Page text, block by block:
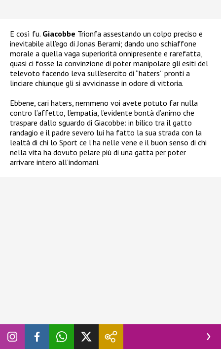
E così fu. Giacobbe Trionfa assestando un colpo preciso e
inevitabile all’ego di Jonas Berami; dando uno schiaffone
morale a quella vaga superiorità onnipresente e rarefatta,
quasi ci fosse la convinzione di poter manipolare gli esiti del
televoto facendo leva sull’esercito di “haters” pronti a
linciare chiunque gli si avvicinasse in odore di vittoria.
Ebbene, cari haters, nemmeno voi avete potuto far nulla
contro l’affetto, l’empatia, l’evidente bontà d’animo che
traspare dallo sguardo di Giacobbe: in bilico tra il gatto
randagio e il padre severo lui ha fatto la sua strada con la
lealtà di chi lo Sport ce l’ha nelle vene e il buon senso di chi
nella vita ha dovuto pelare più di una gatta per poter
arrivare intero all’indomani.